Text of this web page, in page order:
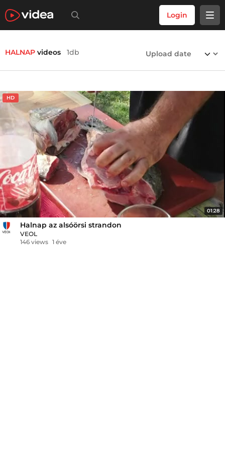
Login
HALNAP videos 1db
HD
01:28
Halnap az alsóörsi strandon
VEOL
146 views 1 éve